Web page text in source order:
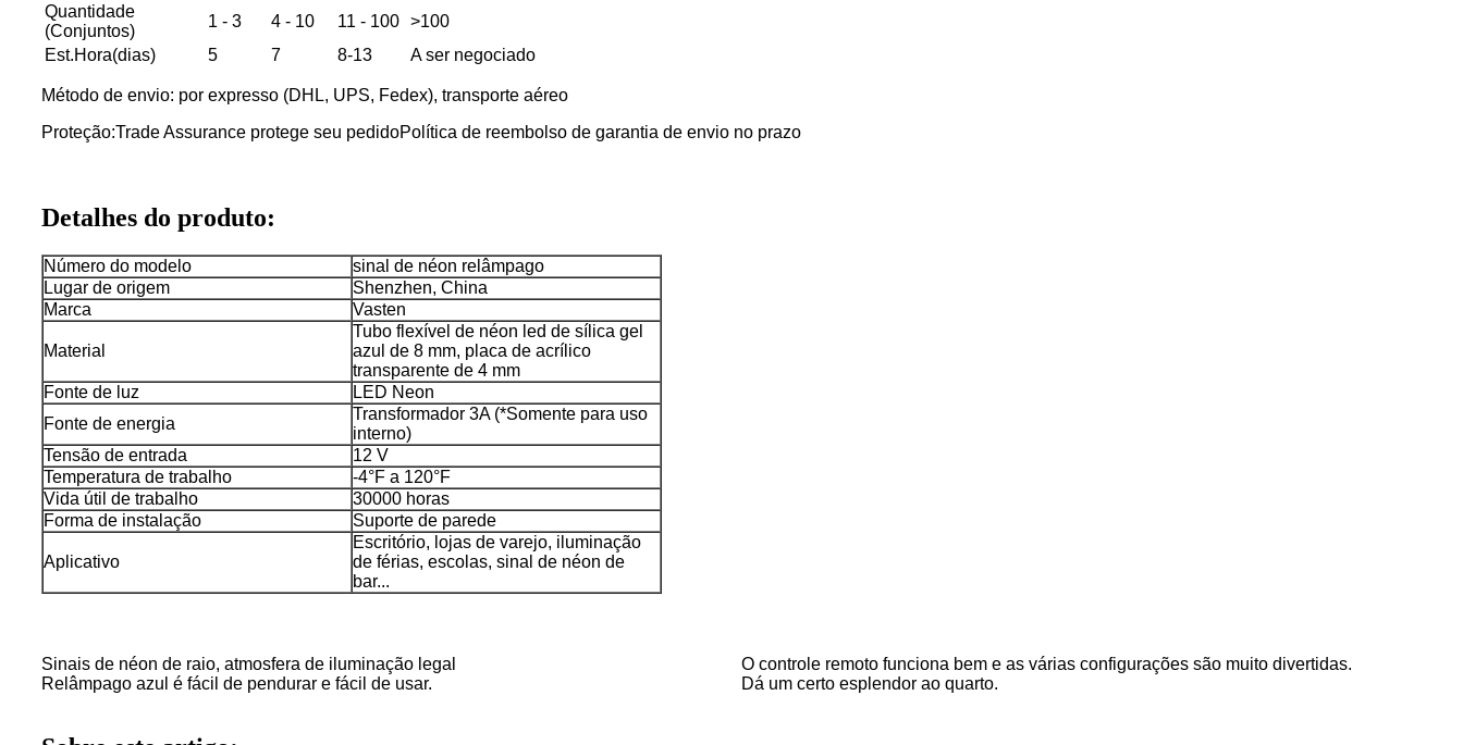
Quantidade
(Conjuntos)
1 - 3 4 - 10 11 - 100 >100
Est.Hora(dias)
5 7 8-13 A ser negociado
Método de envio: por expresso (DHL, UPS, Fedex), transporte aéreo
Proteção:Trade Assurance protege seu pedidoPolítica de reembolso de garantia de envio no prazo
Detalhes do produto:
Número do modelo
sinal de néon relâmpago
Lugar de origem
Shenzhen, China
Marca
Vasten
Material
Tubo flexível de néon led de sílica gel
azul de 8 mm, placa de acrílico
transparente de 4 mm
Fonte de luz
LED Neon
Fonte de energia
Transformador 3A (*Somente para uso
interno)
Tensão de entrada
12 V
Temperatura de trabalho
-4°F a 120°F
Vida útil de trabalho
30000 horas
Forma de instalação
Suporte de parede
Aplicativo
Escritório, lojas de varejo, iluminação
de férias, escolas, sinal de néon de
bar...
Sinais de néon de raio, atmosfera de iluminação legal
Relâmpago azul é fácil de pendurar e fácil de usar.
O controle remoto funciona bem e as várias configurações são muito divertidas.
Dá um certo esplendor ao quarto.